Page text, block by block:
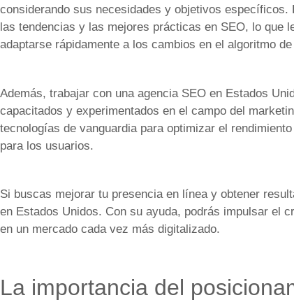
considerando sus necesidades y objetivos
las tendencias y las mejores prácticas en SEO, lo que
adaptarse rápidamente a los cambios en el algoritmo
Además, trabajar con una agencia SEO en Estados
capacitados y experimentados en el campo del
tecnologías de vanguardia para optimizar el
para los usuarios.
Si buscas mejorar tu presencia en línea y obtener
en Estados Unidos. Con su ayuda, podrás impulsar el
en un mercado cada vez más digitalizado.
La importancia del